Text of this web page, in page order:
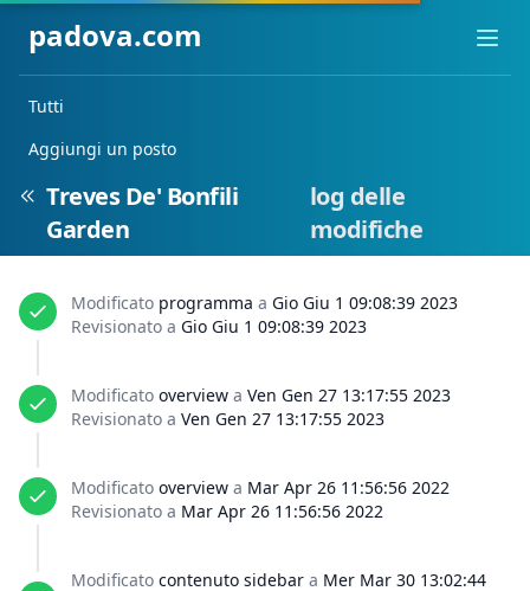
padova.com
Tutti
Aggiungi un posto
Treves De' Bonfili
Garden
log delle
modifiche
Modificato programma a Gio Giu 1 09:08:39 2023
Revisionato a Gio Giu 1 09:08:39 2023
Modificato overview a Ven Gen 27 13:17:55 2023
Revisionato a Ven Gen 27 13:17:55 2023
Modificato overview a Mar Apr 26 11:56:56 2022
Revisionato a Mar Apr 26 11:56:56 2022
Modificato contenuto sidebar a Mer Mar 30 13:02:44